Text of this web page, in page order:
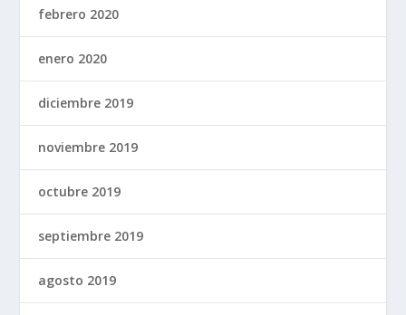
febrero 2020
enero 2020
diciembre 2019
noviembre 2019
octubre 2019
septiembre 2019
agosto 2019